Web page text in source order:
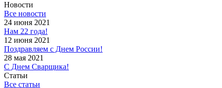
Новости
Все новости
24 июня 2021
Нам 22 года!
12 июня 2021
Поздравляем с Днем России!
28 мая 2021
С Днем Сварщика!
Статьи
Все статьи